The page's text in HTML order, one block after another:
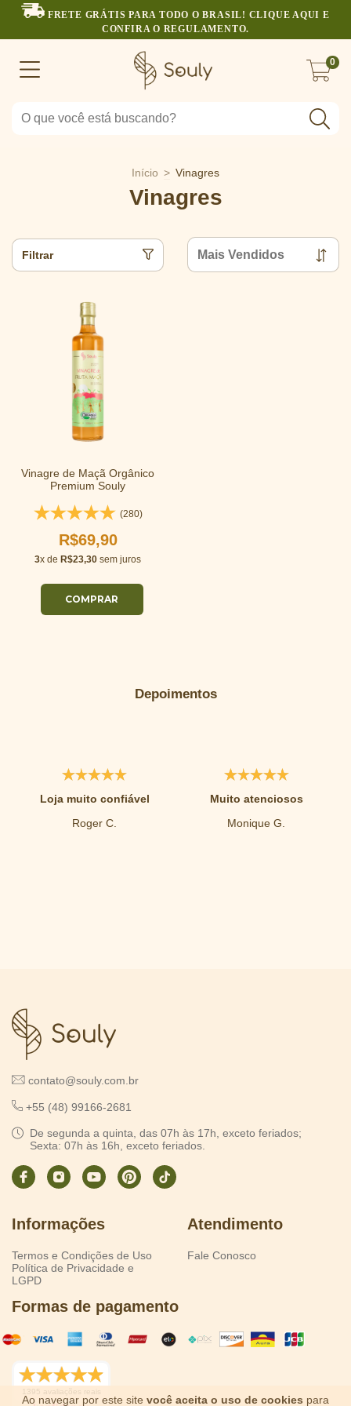
FRETE GRÁTIS PARA TODO O BRASIL! CLIQUE AQUI E
CONFIRA O REGULAMENTO.
0
Ao navegar por este site você aceita o uso de cookies para
Início > Vinagres
Vinagres
Filtrar
Vinagre de Maçã Orgânico
Premium Souly
(280)
R$69,90
3x de R$23,30 sem juros
Depoimentos
Loja muito confiável
Roger C.
Muito atenciosos
Monique G.
contato@souly.com.br
+55 (48) 99166-2681
De segunda a quinta, das 07h às 17h, exceto feriados;
Sexta: 07h às 16h, exceto feriados.
Informações
Termos e Condições de Uso
Política de Privacidade e
LGPD
Atendimento
Fale Conosco
Formas de pagamento
1395 avaliações reais